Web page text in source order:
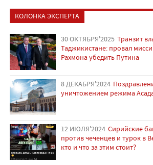
КОЛОНКА ЭКСПЕРТА
30 ОКТЯБРЯ'2025 Транзит
Таджикистане: провал
Рахмона убедить Путина
8 ДЕКАБРЯ'2024
уничтожением режима
12 ИЮЛЯ'2024 Сирийские
против чеченцев и турок в
кто и что за этим стоит?